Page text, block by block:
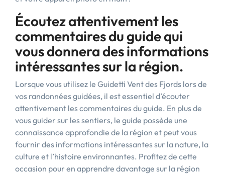
Écoutez attentivement les
commentaires du guide qui
vous donnera des informations
intéressantes sur la région.
Lorsque vous utilisez le Guidetti Vent des Fjords lors de
vos randonnées guidées, il est essentiel d’écouter
attentivement les commentaires du guide. En plus de
vous guider sur les sentiers, le guide possède une
connaissance approfondie de la région et peut vous
fournir des informations intéressantes sur la nature, la
culture et l’histoire environnantes. Profitez de cette
occasion pour en apprendre davantage sur la région